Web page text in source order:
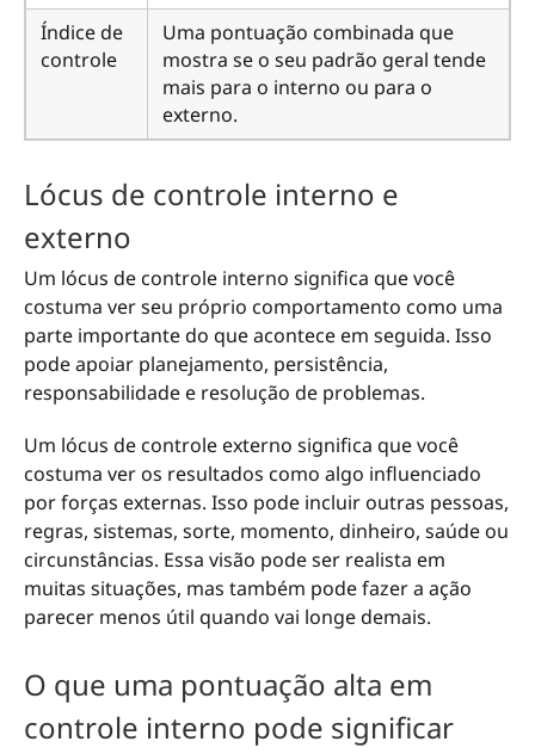
Índice de
controle
Uma pontuação combinada que
mostra se o seu padrão geral tende
mais para o interno ou para o
externo.
Lócus de controle interno e
externo
Um lócus de controle interno significa que você
costuma ver seu próprio comportamento como uma
parte importante do que acontece em seguida. Isso
pode apoiar planejamento, persistência,
responsabilidade e resolução de problemas.
Um lócus de controle externo significa que você
costuma ver os resultados como algo influenciado
por forças externas. Isso pode incluir outras pessoas,
regras, sistemas, sorte, momento, dinheiro, saúde ou
circunstâncias. Essa visão pode ser realista em
muitas situações, mas também pode fazer a ação
parecer menos útil quando vai longe demais.
O que uma pontuação alta em
controle interno pode significar